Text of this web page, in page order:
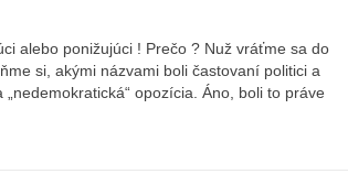
alebo ponižujúci ! Prečo ? Nuž vráťme sa do
si, akými názvami boli častovaní politici a
opozícia. Áno, boli to práve